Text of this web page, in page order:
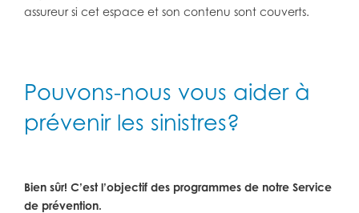
assureur si cet espace et son contenu sont couverts.
Pouvons-nous vous aider à
prévenir les sinistres?
Bien sûr! C’est l’objectif des programmes de notre Service
de prévention.